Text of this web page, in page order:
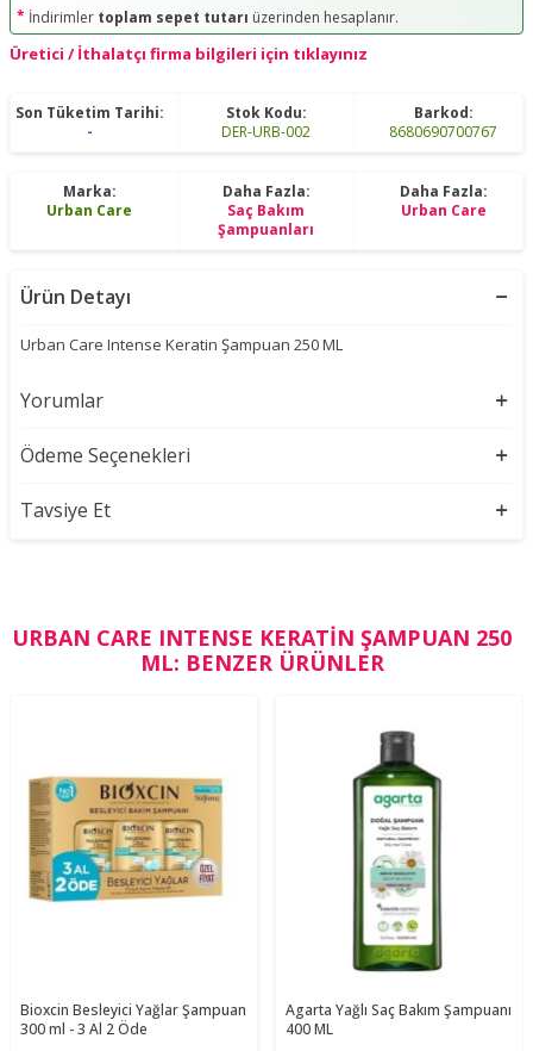
* İndirimler toplam sepet tutarı üzerinden hesaplanır.
Üretici / İthalatçı firma bilgileri için tıklayınız
Son Tüketim Tarihi:
-
Stok Kodu:
DER-URB-002
Barkod:
8680690700767
Marka:
Urban Care
Daha Fazla:
Saç Bakım
Şampuanları
Daha Fazla:
Urban Care
Ürün Detayı
Urban Care Intense Keratin Şampuan 250 ML
Yorumlar
Ödeme Seçenekleri
Tavsiye Et
URBAN CARE INTENSE KERATIN ŞAMPUAN 250
ML: BENZER ÜRÜNLER
Bioxcin Besleyici Yağlar Şampuan
300 ml - 3 Al 2 Öde
Agarta Yağlı Saç Bakım Şampuanı
400 ML